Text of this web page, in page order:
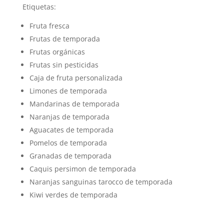
Etiquetas:
Fruta fresca
Frutas de temporada
Frutas orgánicas
Frutas sin pesticidas
Caja de fruta personalizada
Limones de temporada
Mandarinas de temporada
Naranjas de temporada
Aguacates de temporada
Pomelos de temporada
Granadas de temporada
Caquis persimon de temporada
Naranjas sanguinas tarocco de temporada
Kiwi verdes de temporada